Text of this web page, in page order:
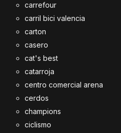
carrefour
carril bici valencia
carton
casero
cat's best
catarroja
centro comercial arena
cerdos
champions
ciclismo